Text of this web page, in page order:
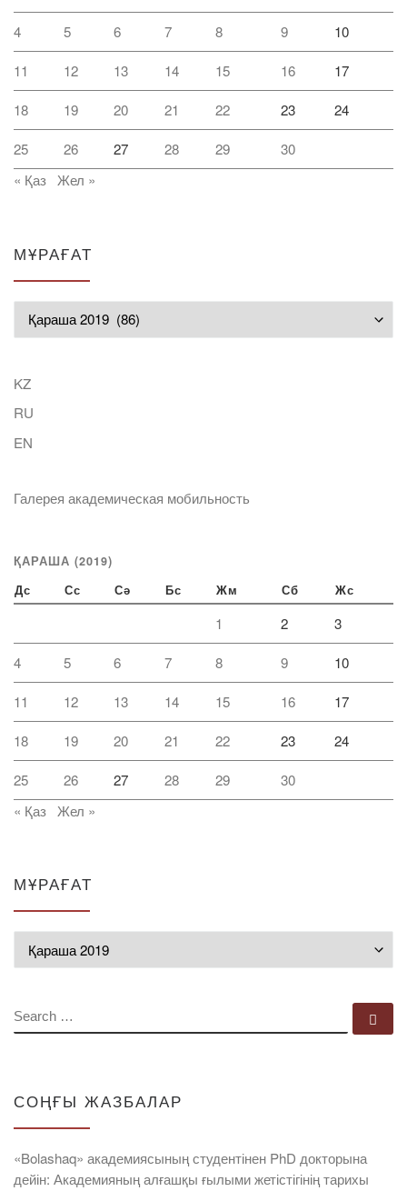
4 5 6 7 8 9 10
11 12 13 14 15 16 17
18 19 20 21 22 23 24
25 26 27 28 29
30
« Қаз
Жел »
МҰРАҒАТ
KZ
RU
EN
Галерея академическая мобильность
ҚАРАША (2019)
Дс Сс Сә Бс Жм Сб Жс
1 2 3
4 5 6 7 8 9 10
11 12 13 14 15 16 17
18 19 20 21 22 23 24
25 26 27 28 29
30
« Қаз
Жел »
МҰРАҒАТ
SEARCH
СОҢҒЫ ЖАЗБАЛАР
«Bolashaq» академиясының студентінен PhD докторына
дейін: Академияның алғашқы ғылыми жетістігінің тарихы